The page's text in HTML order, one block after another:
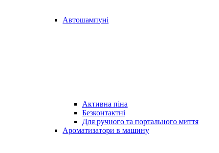
Автошампуні
Активна піна
Безконтактні
Для ручного та портального миття
Ароматизатори в машину